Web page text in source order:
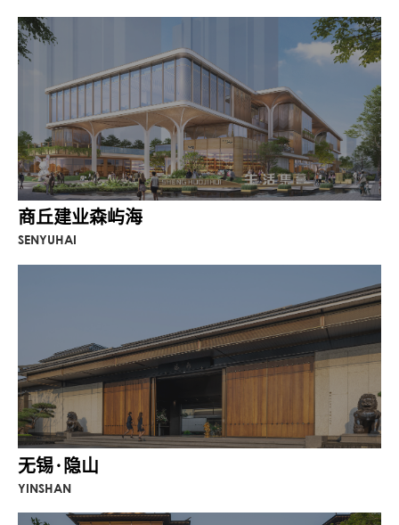
商丘建业森屿海
SENYUHAI
无锡·隐山
YINSHAN